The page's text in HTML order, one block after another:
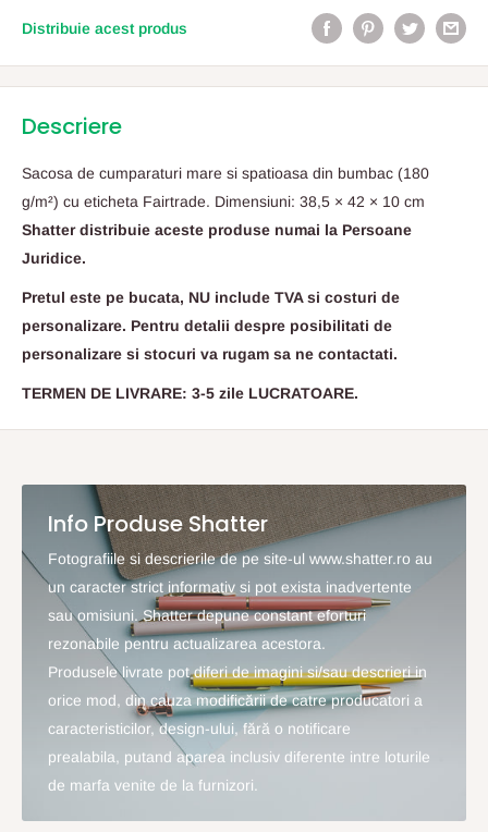
Distribuie acest produs
Descriere
Sacosa de cumparaturi mare si spatioasa din bumbac (180
g/m²) cu eticheta Fairtrade. Dimensiuni: 38,5 × 42 × 10 cm
Shatter distribuie aceste produse numai la Persoane
Juridice.
Pretul este pe bucata, NU include TVA si costuri de
personalizare. Pentru detalii despre posibilitati de
personalizare si stocuri va rugam sa ne contactati.
TERMEN DE LIVRARE: 3-5 zile LUCRATOARE.
Info Produse Shatter
Fotografiile si descrierile de pe site-ul www.shatter.ro au
un caracter strict informativ si pot exista inadvertente
sau omisiuni. Shatter depune constant eforturi
rezonabile pentru actualizarea acestora.
Produsele livrate pot diferi de imagini si/sau descrieri in
orice mod, din cauza modificării de catre producatori a
caracteristicilor, design-ului, fără o notificare
prealabila, putand aparea inclusiv diferente intre loturile
de marfa venite de la furnizori.